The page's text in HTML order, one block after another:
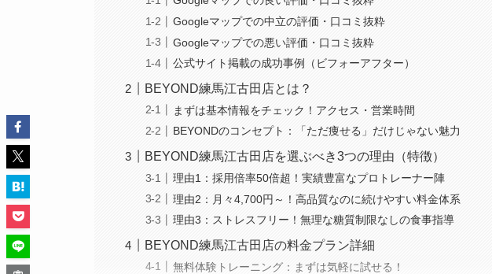
Googleマップでの中立の評価・口コミ抜粋
Googleマップでの悪い評価・口コミ抜粋
公式サイト掲載の成功事例（ビフォーアフター）
BEYOND練馬江古田店とは？
まずは基本情報をチェック！アクセス・営業時間
BEYONDのコンセプト：「ただ痩せる」だけじゃない魅力
BEYOND練馬江古田店を選ぶべき3つの理由（特徴）
理由1：採用倍率50倍超！実績豊富なプロトレーナー陣
理由2：月々4,700円～！高品質なのに続けやすい料金体系
理由3：ストレスフリー！無理な糖質制限なしの食事指導
BEYOND練馬江古田店の料金プラン詳細
無料体験トレーニング：まずは気軽に試せる！